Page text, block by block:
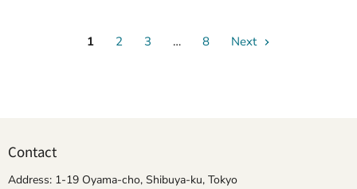
1 2 3 … 8 Next
Contact
Address: 1-19 Oyama-cho, Shibuya-ku, Tokyo